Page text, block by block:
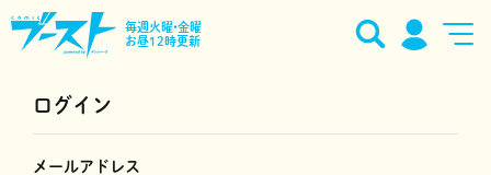
毎週火曜•金曜
お昼12時更新
ログイン
メールアドレス